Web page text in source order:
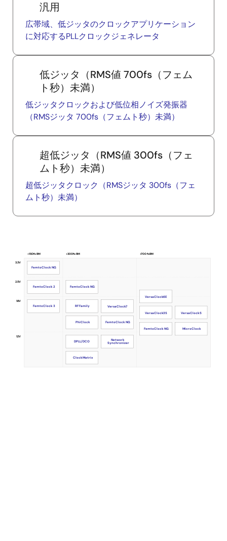
汎用
広帯域、低ジッタのクロックアプリケーション
に対応するPLLクロックジェネレータ
低ジッタ（RMS値 700fs（フェム
ト秒）未満）
低ジッタクロックおよび低位相ノイズ発振器
（RMSジッタ 700fs（フェムト秒）未満）
超低ジッタ（RMS値 300fs（フェ
ムト秒）未満）
超低ジッタクロック（RMSジッタ 300fs（フェ
ムト秒）未満）
3.3V
2.5V
1.8V
1.2V
<150 fs RM <300 fs RM <700 fs RM
ClockMatrix
MicroClock
FemtoClock NG
Network
Synchronizer
DPLL/DCO
VersaClock5
VersaClock3S
FemtoClock NG
PhiClock
VersaClock6E
VersaClock7
RF Family
FemtoClock 3
FemtoClock NG
FemtoClock 2
FemtoClock NG